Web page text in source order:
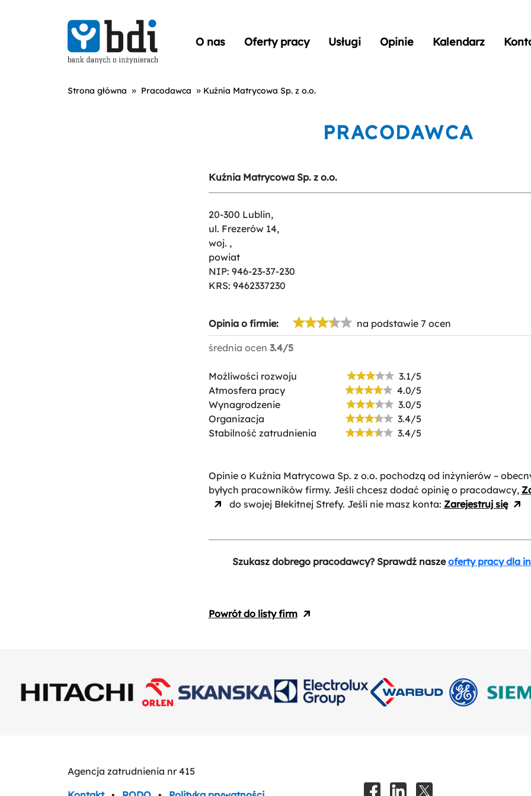
O nas Oferty pracy Usługi Opinie Kalendarz
Strona główna » Pracodawca » Kuźnia Matrycowa Sp. z o.o.
PRACODAWCA
Kuźnia Matrycowa Sp. z o.o.
20-300 Lublin,
ul. Frezerów 14,
woj. ,
powiat
NIP: 946-23-37-230
KRS: 9462337230
Opinia o firmie: na podstawie 7 ocen
średnia ocen 3.4/5
Możliwości rozwoju
3.1/5
Atmosfera pracy
4.0/5
Wynagrodzenie
3.0/5
Organizacja
3.4/5
Stabilność zatrudnienia
3.4/5
Opinie o Kuźnia Matrycowa Sp. z o.o. pochodzą od inżynierów –
byłych pracowników firmy. Jeśli chcesz dodać opinię o pracodawcy,
do swojej Błekitnej Strefy. Jeśli nie masz konta: Zarejestruj się
Szukasz dobrego pracodawcy? Sprawdź naszeoferty pracy dla
Powrót do listy firm
Agencja zatrudnienia nr 415